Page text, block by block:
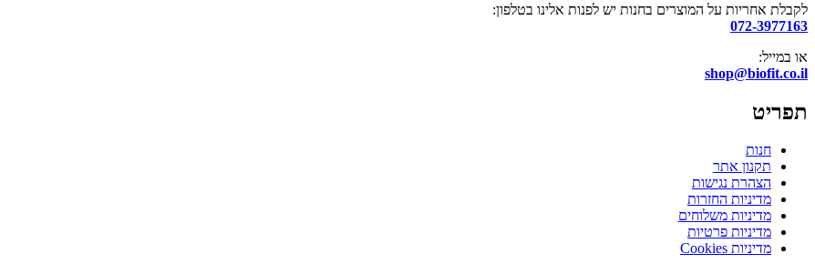
לקבלת אחריות על המוצרים בחנות יש לפנות אלינו בטלפון:
072-3977163
או במייל:
shop@biofit.co.il
תפריט
חנות
תקנון אתר
הצהרת נגישות
מדיניות החזרות
מדיניות משלוחים
מדיניות פרטיות
מדיניות Cookies